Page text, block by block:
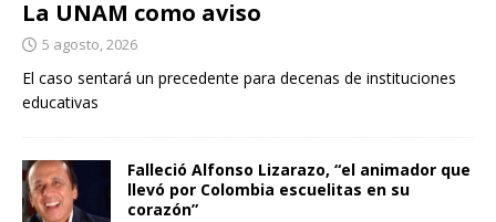
La UNAM como aviso
5 agosto, 2026
El caso sentará un precedente para decenas de instituciones
educativas
Falleció Alfonso Lizarazo, “el animador que
llevó por Colombia escuelitas en su
corazón”